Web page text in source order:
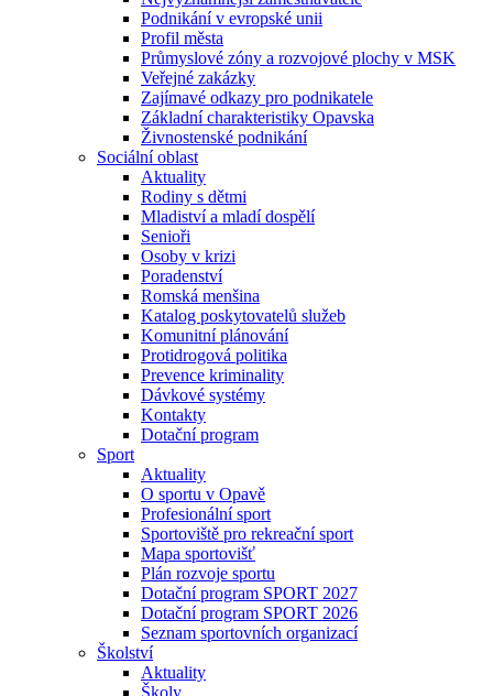
Podnikání v evropské unii
Profil města
Průmyslové zóny a rozvojové plochy v MSK
Veřejné zakázky
Zajímavé odkazy pro podnikatele
Základní charakteristiky Opavska
Živnostenské podnikání
Sociální oblast
Aktuality
Rodiny s dětmi
Mladiství a mladí dospělí
Senioři
Osoby v krizi
Poradenství
Romská menšina
Katalog poskytovatelů služeb
Komunitní plánování
Protidrogová politika
Prevence kriminality
Dávkové systémy
Kontakty
Dotační program
Sport
Aktuality
O sportu v Opavě
Profesionální sport
Sportoviště pro rekreační sport
Mapa sportovišť
Plán rozvoje sportu
Dotační program SPORT 2027
Dotační program SPORT 2026
Seznam sportovních organizací
Školství
Aktuality